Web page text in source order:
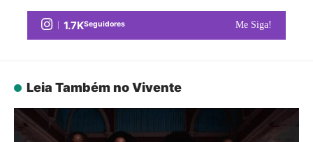
1.7KSeguidores Me Siga!
Leia Também no Vivente